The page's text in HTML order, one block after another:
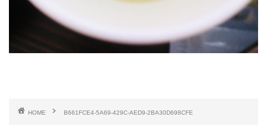
HOME B661FCE4-5A69-429C-AED9-2BA30D698CFE